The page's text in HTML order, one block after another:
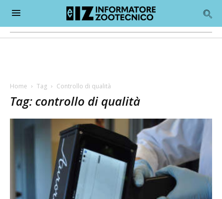
Home Tag Controllo di qualità
Tag: controllo di qualità